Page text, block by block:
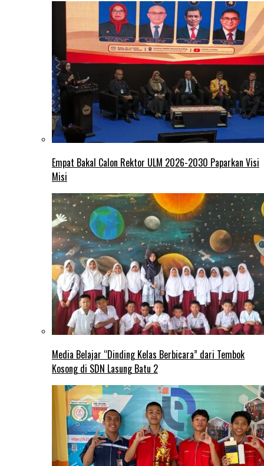
Empat Bakal Calon Rektor ULM 2026-2030 Paparkan Visi
Misi
Media Belajar “Dinding Kelas Berbicara” dari Tembok
Kosong di SDN Lasung Batu 2